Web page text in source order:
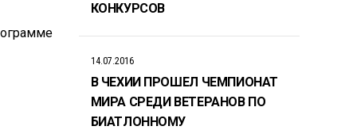
КОНКУРСОВ
14.07.2016
В ЧЕХИИ ПРОШЕЛ ЧЕМПИОНАТ
МИРА СРЕДИ ВЕТЕРАНОВ ПО
БИАТЛОННОМУ